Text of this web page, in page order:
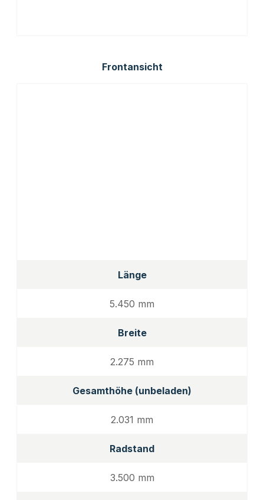
Frontansicht
Länge
5.450 mm
Breite
2.275 mm
Gesamthöhe (unbeladen)
2.031 mm
Radstand
3.500 mm